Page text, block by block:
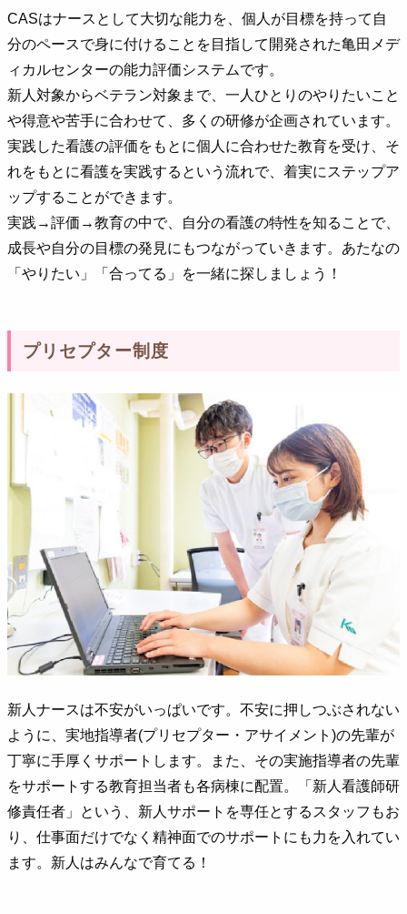
CASはナースとして大切な能力を、個人が目標を持って自
分のペースで身に付けることを目指して開発された亀田メデ
ィカルセンターの能力評価システムです。
新人対象からベテラン対象まで、一人ひとりのやりたいこと
や得意や苦手に合わせて、多くの研修が企画されています。
実践した看護の評価をもとに個人に合わせた教育を受け、そ
れをもとに看護を実践するという流れで、着実にステップア
ップすることができます。
実践→評価→教育の中で、自分の看護の特性を知ることで、
成長や自分の目標の発見にもつながっていきます。あたなの
「やりたい」「合ってる」を一緒に探しましょう！
プリセプター制度
新人ナースは不安がいっぱいです。不安に押しつぶされない
ように、実地指導者(プリセプター・アサイメント)の先輩が
丁寧に手厚くサポートします。また、その実施指導者の先輩
をサポートする教育担当者も各病棟に配置。「新人看護師研
修責任者」という、新人サポートを専任とするスタッフもお
り、仕事面だけでなく精神面でのサポートにも力を入れてい
ます。新人はみんなで育てる！